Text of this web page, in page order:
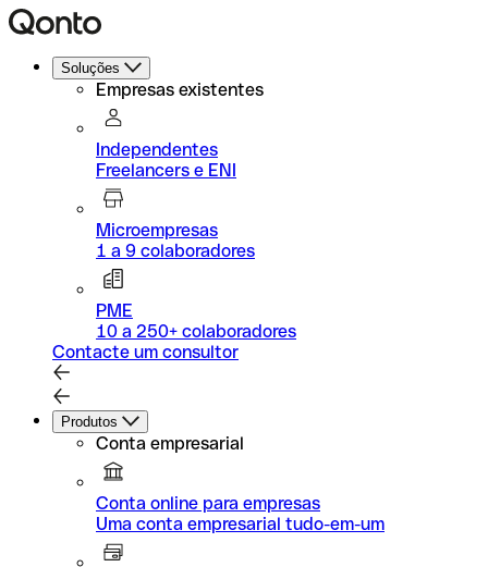
Soluções
Empresas existentes
Independentes
Freelancers e ENI
Microempresas
1 a 9 colaboradores
PME
10 a 250+ colaboradores
Contacte um consultor
Produtos
Conta empresarial
Conta online para empresas
Uma conta empresarial tudo-em-um